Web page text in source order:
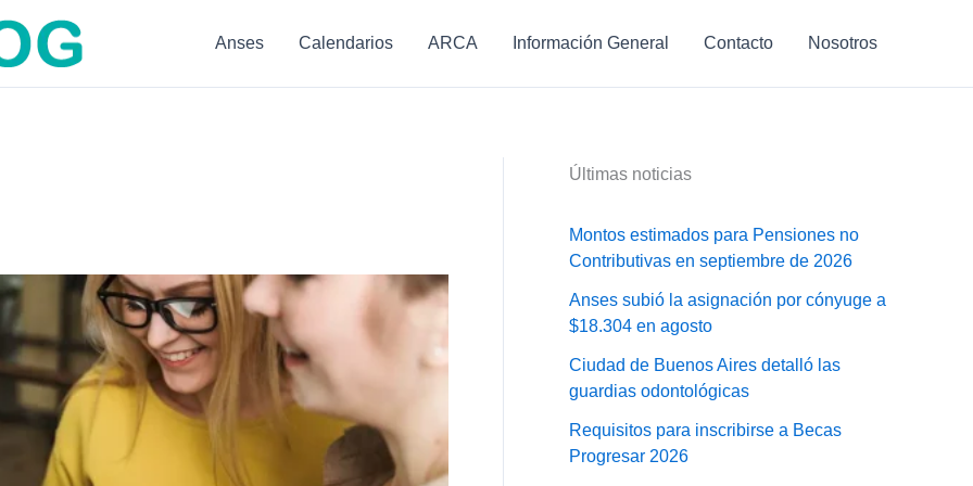
Anses Calendarios ARCA Información General Contacto Nosotros
Últimas noticias
Montos estimados para Pensiones no
Contributivas en septiembre de 2026
Anses subió la asignación por cónyuge a
$18.304 en agosto
Ciudad de Buenos Aires detalló las
guardias odontológicas
Requisitos para inscribirse a Becas
Progresar 2026